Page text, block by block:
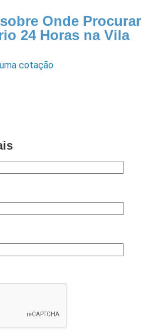
Onde Procurar
24 Horas na Vila
cotação